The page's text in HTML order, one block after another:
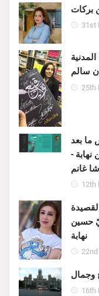
بركات
31st
سالم
25th
ما بعد
نهابة -
غانم
12th
لقصيدة
حسين
نهابة
16th